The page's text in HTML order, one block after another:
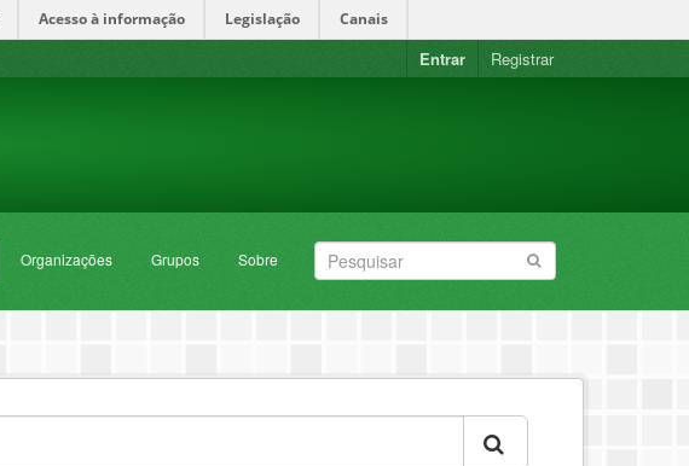
Acesso à informação Legislação Canais
Entrar Registrar
Organizações Grupos Sobre